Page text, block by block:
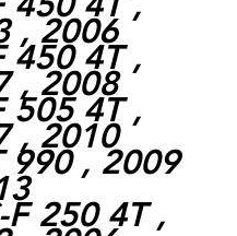
, 2006
450 4T ,
, 2008
505 4T ,
, 2010
990 , 2009
F 250 4T ,